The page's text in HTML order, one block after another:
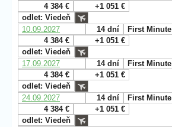
4 384 €
+1 051 €
odlet: Viedeň
10.09.2027
14 dní
First Minute
4 384 €
+1 051 €
odlet: Viedeň
17.09.2027
14 dní
First Minute
4 384 €
+1 051 €
odlet: Viedeň
24.09.2027
14 dní
First Minute
4 384 €
+1 051 €
odlet: Viedeň